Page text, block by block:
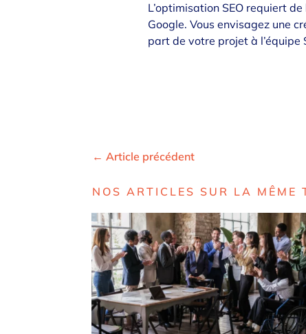
L’optimisation SEO requiert
Google. Vous envisagez une
part de votre projet à l’équipe
←Article précédent
NOS ARTICLES SUR LA MÊME